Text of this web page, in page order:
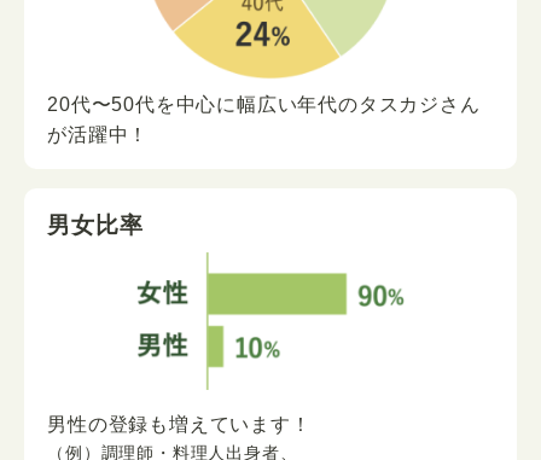
20代〜50代を中心に幅広い年代のタスカジさん
が活躍中！
男女比率
男性の登録も増えています！
（例）調理師・料理人出身者、